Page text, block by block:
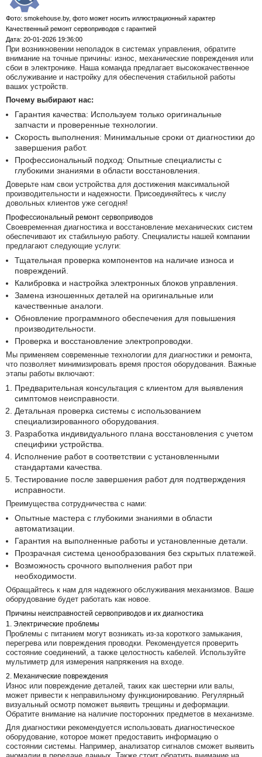
Фото: smokehouse.by, фото может носить иллюстрационный характер
Качественный ремонт сервоприводов с гарантией
Дата: 20-01-2026 19:36:00
При возникновении неполадок в системах управления, обратите
внимание на точные причины: износ, механические повреждения или
сбои в электронике. Наша команда предлагает высококачественное
обслуживание и настройку для обеспечения стабильной работы
ваших устройств.
Почему выбирают нас:
Гарантия качества: Используем только оригинальные
запчасти и проверенные технологии.
Скорость выполнения: Минимальные сроки от диагностики до
завершения работ.
Профессиональный подход: Опытные специалисты с
глубокими знаниями в области восстановления.
Доверьте нам свои устройства для достижения максимальной
производительности и надежности. Присоединяйтесь к числу
довольных клиентов уже сегодня!
Профессиональный ремонт сервоприводов
Своевременная диагностика и восстановление механических систем
обеспечивают их стабильную работу. Специалисты нашей компании
предлагают следующие услуги:
Тщательная проверка компонентов на наличие износа и
повреждений.
Калибровка и настройка электронных блоков управления.
Замена изношенных деталей на оригинальные или
качественные аналоги.
Обновление программного обеспечения для повышения
производительности.
Проверка и восстановление электропроводки.
Мы применяем современные технологии для диагностики и ремонта,
что позволяет минимизировать время простоя оборудования. Важные
этапы работы включают:
Предварительная консультация с клиентом для выявления
симптомов неисправности.
Детальная проверка системы с использованием
специализированного оборудования.
Разработка индивидуального плана восстановления с учетом
специфики устройства.
Исполнение работ в соответствии с установленными
стандартами качества.
Тестирование после завершения работ для подтверждения
исправности.
Преимущества сотрудничества с нами:
Опытные мастера с глубокими знаниями в области
автоматизации.
Гарантия на выполненные работы и установленные детали.
Прозрачная система ценообразования без скрытых платежей.
Возможность срочного выполнения работ при
необходимости.
Обращайтесь к нам для надежного обслуживания механизмов. Ваше
оборудование будет работать как новое.
Причины неисправностей сервоприводов и их диагностика
1. Электрические проблемы
Проблемы с питанием могут возникать из-за короткого замыкания,
перегрева или повреждения проводки. Рекомендуется проверить
состояние соединений, а также целостность кабелей. Используйте
мультиметр для измерения напряжения на входе.
2. Механические повреждения
Износ или повреждение деталей, таких как шестерни или валы,
может привести к неправильному функционированию. Регулярный
визуальный осмотр поможет выявить трещины и деформации.
Обратите внимание на наличие посторонних предметов в механизме.
Для диагностики рекомендуется использовать диагностическое
оборудование, которое может предоставить информацию о
состоянии системы. Например, анализатор сигналов сможет выявить